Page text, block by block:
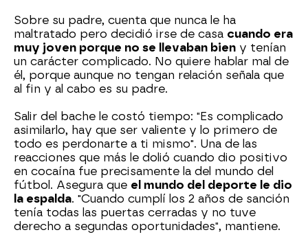
Sobre su padre, cuenta que nunca le ha
maltratado pero decidió irse de casa cuando era
muy joven porque no se llevaban bien y tenían
un carácter complicado. No quiere hablar mal de
él, porque aunque no tengan relación señala que
al fin y al cabo es su padre.
Salir del bache le costó tiempo: "Es complicado
asimilarlo, hay que ser valiente y lo primero de
todo es perdonarte a ti mismo". Una de las
reacciones que más le dolió cuando dio positivo
en cocaína fue precisamente la del mundo del
fútbol. Asegura que el mundo del deporte le dio
la espalda. "Cuando cumplí los 2 años de sanción
tenía todas las puertas cerradas y no tuve
derecho a segundas oportunidades", mantiene.